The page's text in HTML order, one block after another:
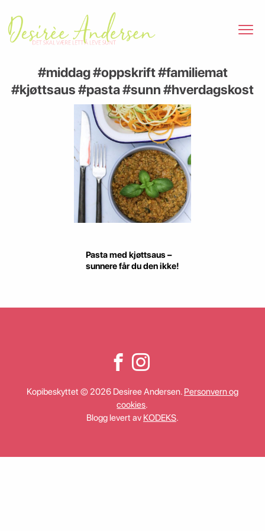
#middag #oppskrift #familiemat
#kjøttsaus #pasta #sunn #hverdagskost
Pasta med kjøttsaus –
sunnere får du den ikke!
Kopibeskyttet © 2026 Desiree Andersen. Personvern og
cookies.
Blogg levert av KODEKS.